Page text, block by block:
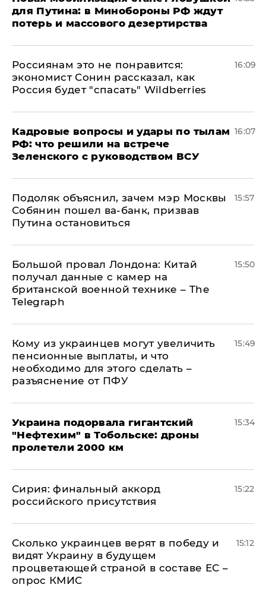
для Путина: в Минобороны РФ ждут
потерь и массового дезертирства
Россиянам это не понравится:
экономист Сонин рассказал, как
Россия будет "спасать" Wildberries
16:09
Кадровые вопросы и удары по тылам
РФ: что решили на встрече
Зеленского с руководством ВСУ
16:07
Подоляк объяснил, зачем мэр Москвы
Собянин пошел ва-банк, призвав
Путина остановиться
15:57
Большой провал Лондона: Китай
получал данные с камер на
британской военной технике – The
Telegraph
15:50
Кому из украинцев могут увеличить
пенсионные выплаты, и что
необходимо для этого сделать –
разъяснение от ПФУ
15:49
Украина подорвала гигантский
"Нефтехим" в Тобольске: дроны
пролетели 2000 км
15:34
​Сирия: финальный аккорд
российского присутствия
15:22
Сколько украинцев верят в победу и
видят Украину в будущем
процветающей страной в составе ЕС –
опрос КМИС
15:12